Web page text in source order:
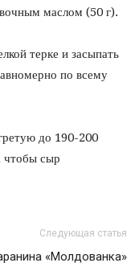
маслом (50 г).
терке и засыпать
по всему
до 190-200
чтобы сыр
Следующая статья
«Молдованка»